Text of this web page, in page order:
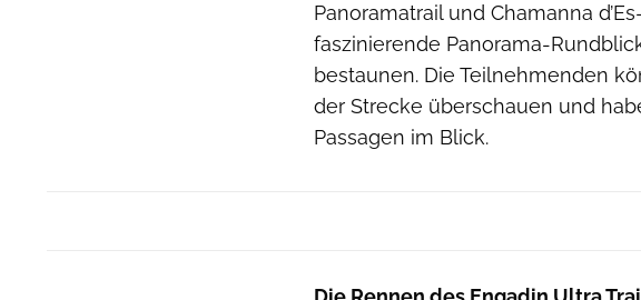
Panoramatrail und Chamanna
faszinierende Panorama-
bestaunen. Die Teilnehmenden
der Strecke überschauen und
Passagen im Blick.